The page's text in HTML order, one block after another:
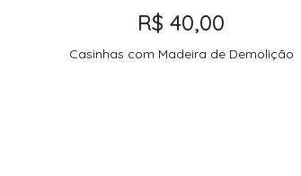
R$ 40,00
Casinhas com Madeira de Demolição